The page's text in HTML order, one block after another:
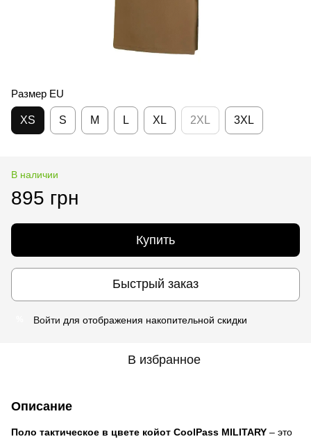
Размер EU
XS S M L XL 2XL 3XL
В наличии
895 грн
Купить
Быстрый заказ
Войти для отображения накопительной скидки
В избранное
Описание
Поло тактическое в цвете койот CoolPass MILITARY – это